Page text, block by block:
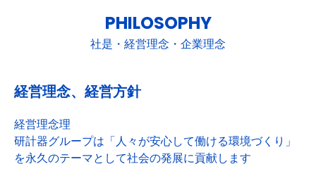
PHILOSOPHY
社是・経営理念・企業理念
経営理念、経営方針
経営理念理
研計器グループは「人々が安心して働ける環境づくり」
を永久のテーマとして社会の発展に貢献します